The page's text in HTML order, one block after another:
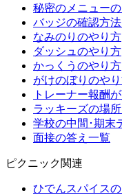
秘密のメニューの
バッジの確認方
なみのりのやり方
ダッシュのやり方
かっくうのやり方
がけのぼりのや
トレーナー報酬
ラッキーズの場
学校の中間･期末
面接の答え一覧
ピクニック関連
ひでんスパイス